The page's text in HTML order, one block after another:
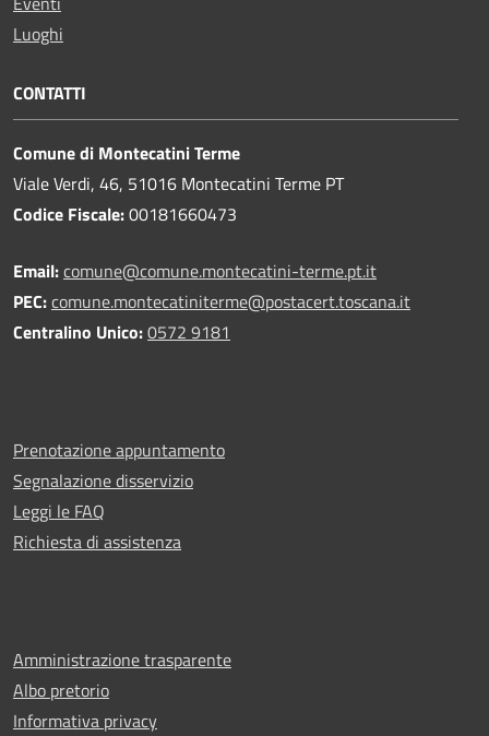
Luoghi
CONTATTI
Comune di Montecatini Terme
Viale Verdi, 46, 51016 Montecatini Terme PT
Codice Fiscale:00181660473
Email:comune@comune.montecatini-terme.pt.it
PEC:comune.montecatiniterme@postacert.toscana.it
Centralino Unico:0572 9181
Prenotazione appuntamento
Segnalazione disservizio
Leggi le FAQ
Richiesta di assistenza
Amministrazione trasparente
Albo pretorio
Informativa privacy